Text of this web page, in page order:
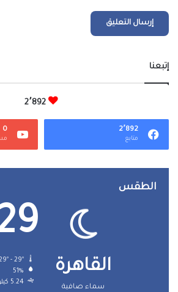
إتبعنا
2٬892
2٬892
متابع
0
الطقس
القاهرة
سماء صافية
51%
5.24 كيلومتر/ساعة